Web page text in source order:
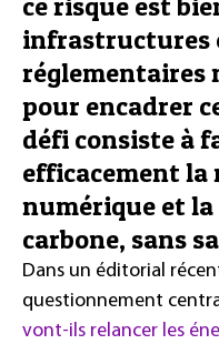
ce risque est
infrastructures
réglementaires
pour encadrer
défi consiste à
efficacement
numérique et
carbone, sans
Dans un éditorial
questionnement
vont-ils relancer les